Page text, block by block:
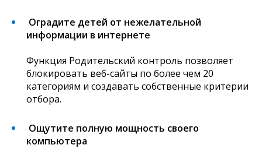
Оградите детей от нежелательной
информации в интернете
Функция Родительский контроль позволяет
блокировать веб-сайты по более чем 20
категориям и создавать собственные критерии
отбора.
Ощутите полную мощность своего
компьютера